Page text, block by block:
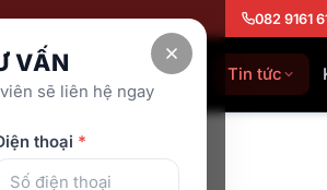
082 9161
tôi Tra cứu bảo hành Tin tức
phù hợp
VẤN
sẽ liên hệ ngay
thoại *